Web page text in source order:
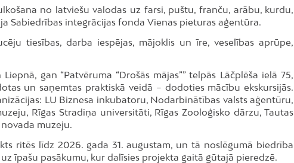
no latviešu valodas uz farsi, puštu, franču, arābu, kurdu,
Sabiedrības integrācijas fonda Vienas pieturas aģentūra.
tiesības, darba iespējas, mājoklis un īre, veselības aprūpe,
gan “Patvēruma “Drošās mājas”” telpās Lāčplēša ielā 75,
un saņemtas praktiskā veidā – dodoties mācību ekskursijās.
LU Biznesa inkubatoru, Nodarbinātības valsts aģentūru,
Rīgas Stradiņa universitāti, Rīgas Zooloģisko dārzu, Tautas
novada muzeju.
ritēs līdz 2026. gada 31. augustam, un tā noslēgumā biedrība
īpašu pasākumu, kur dalīsies projekta gaitā gūtajā pieredzē.